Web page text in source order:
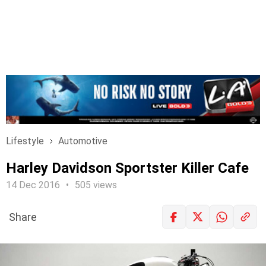
Lifestyle Automotive
Harley Davidson Sportster Killer Cafe
14 Dec 2016 505 views
Share